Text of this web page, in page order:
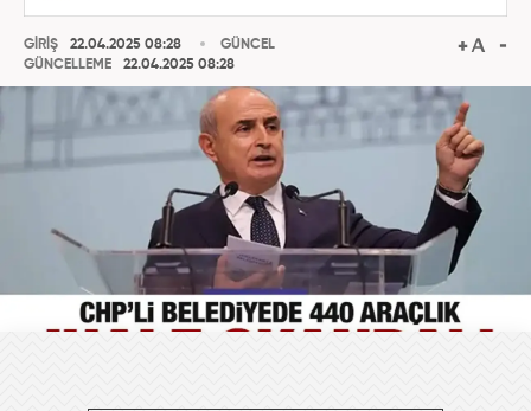
GİRİŞ
22.04.2025 08:28
GÜNCELLEME
22.04.2025 08:28
GÜNCEL